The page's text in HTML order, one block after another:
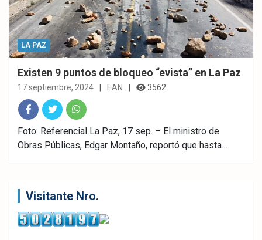
LA PAZ
Existen 9 puntos de bloqueo “evista” en La Paz
17 septiembre, 2024 EAN 3562
Fac
ebo
Twitt
er
What
sAp
Foto: Referencial La Paz, 17 sep. – El ministro de
Obras Públicas, Edgar Montaño, reportó que hasta…
Visitante Nro.